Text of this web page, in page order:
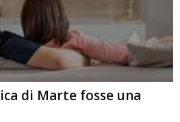
di Marte fosse una